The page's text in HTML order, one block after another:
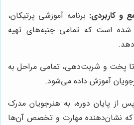
و کاربردی: برنامه آموزشی پرتیکان،
شده است که تمامی جنبه‌های تهیه
تا پخت و شربت‌دهی، تمامی مراحل به
آموزش داده می‌شود.
پس از پایان دوره، به هنرجویان مدرک
که نشان‌دهنده مهارت و تخصص آن‌ها